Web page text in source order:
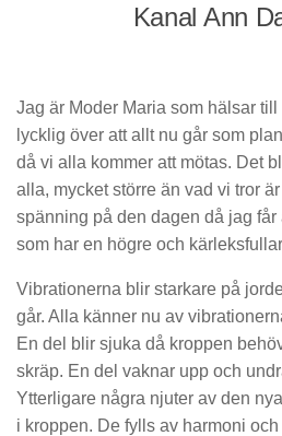
Kanal Ann
Jag är Moder Maria som hälsar
lycklig över att allt nu går som
då vi alla kommer att mötas. Det
alla, mycket större än vad vi tror
spänning på den dagen då jag får
som har en högre och
Vibrationerna blir starkare på
går. Alla känner nu av
En del blir sjuka då kroppen
skräp. En del vaknar upp och
Ytterligare några njuter av den
i kroppen. De fylls av harmoni